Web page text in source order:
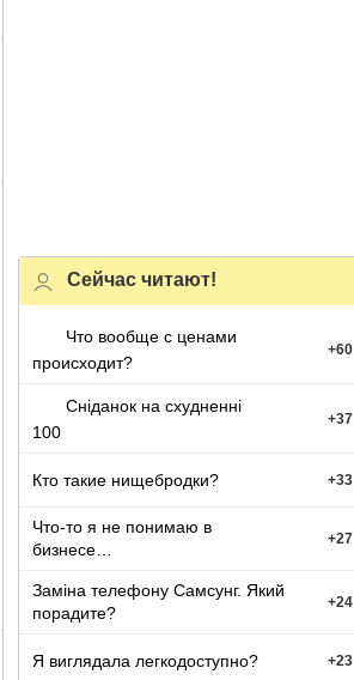
Сейчас читают!
Что вообще с ценами
происходит?
+60
Сніданок на схудненні
100
+37
Кто такие нищебродки? +33
Что-то я не понимаю в
бизнесе…
+27
Заміна телефону Самсунг. Який
порадите?
+24
Я виглядала легкодоступно? +23